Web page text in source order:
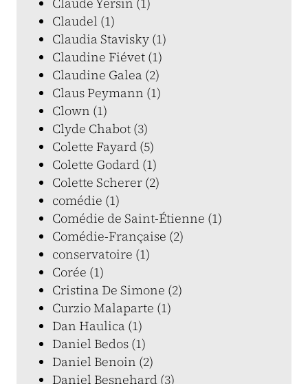
Claudel (1)
Claudia Stavisky (1)
Claudine Fiévet (1)
Claudine Galea (2)
Claus Peymann (1)
Clown (1)
Clyde Chabot (3)
Colette Fayard (5)
Colette Godard (1)
Colette Scherer (2)
comédie (1)
Comédie de Saint-Étienne (1)
Comédie-Française (2)
conservatoire (1)
Corée (1)
Cristina De Simone (2)
Curzio Malaparte (1)
Dan Haulica (1)
Daniel Bedos (1)
Daniel Benoin (2)
Daniel Besnehard (3)